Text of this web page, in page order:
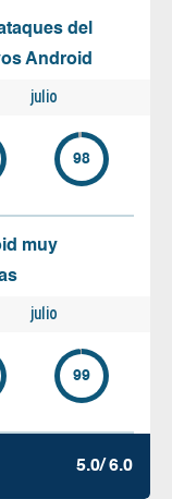
del
Android
julio
98
muy
julio
99
5.0/ 6.0